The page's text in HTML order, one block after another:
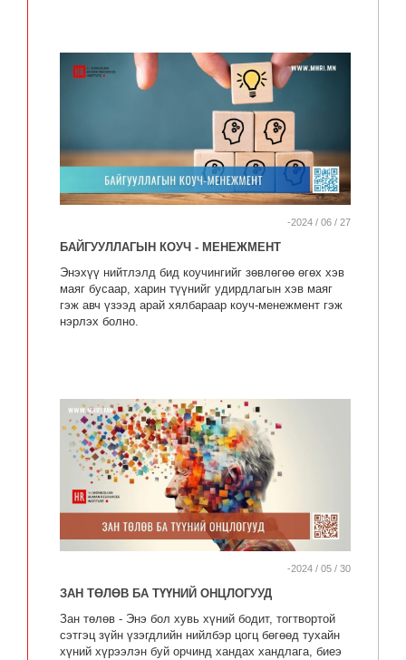
-2024 / 06 / 27
БАЙГУУЛЛАГЫН КОУЧ - МЕНЕЖМЕНТ
Энэхүү нийтлэлд бид коучингийг зөвлөгөө өгөх хэв
маяг бусаар, харин түүнийг удирдлагын хэв маяг
гэж авч үзээд арай хялбараар коуч-менежмент гэж
нэрлэх болно.
-2024 / 05 / 30
ЗАН ТӨЛӨВ БА ТҮҮНИЙ ОНЦЛОГУУД
Зан төлөв - Энэ бол хувь хүний бодит, тогтвортой
сэтгэц зүйн үзэгдлийн нийлбэр цогц бөгөөд тухайн
хүний хүрээлэн буй орчинд хандах хандлага, биеэ